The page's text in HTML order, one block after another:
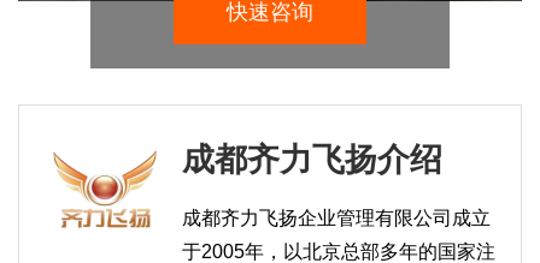
快速咨询
成都齐力飞扬介绍
成都齐力飞扬企业管理有限公司成立
于2005年，以北京总部多年的国家注